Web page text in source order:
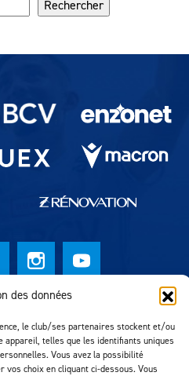
des données
le club/ses partenaires stockent et/ou
telles que les identifiants uniques
Vous avez la possibilité
choix en cliquant ci-dessous. Vous
Rechercher
MTM Agency